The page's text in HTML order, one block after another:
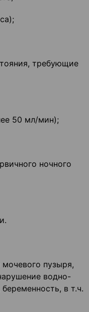
требующие
50 мл/мин);
ночного
пузыря,
водно-
в т.ч.